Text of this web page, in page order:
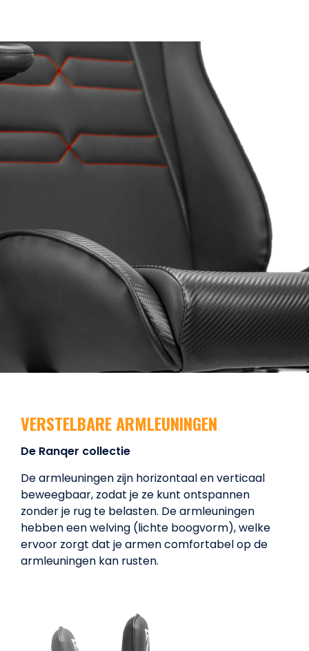
VERSTELBARE ARMLEUNINGEN
De Ranqer collectie
De armleuningen zijn horizontaal en verticaal
beweegbaar, zodat je ze kunt ontspannen
zonder je rug te belasten. De armleuningen
hebben een welving (lichte boogvorm), welke
ervoor zorgt dat je armen comfortabel op de
armleuningen kan rusten.